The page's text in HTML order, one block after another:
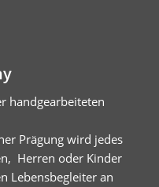
handgearbeiteten
Prägung wird jedes
Herren oder Kinder
Lebensbegleiter an